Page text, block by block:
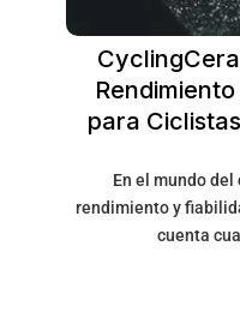
para
En el mundo
rendimiento y
cuenta